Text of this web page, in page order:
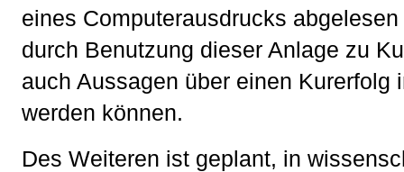
eines Computerausdrucks
durch Benutzung dieser Anlage zu
auch Aussagen über einen Kurerfolg
werden können.
Des Weiteren ist geplant, in